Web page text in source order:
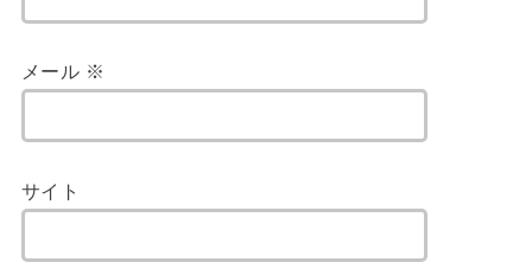
メール ※
サイト